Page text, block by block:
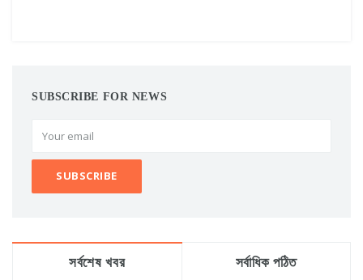
SUBSCRIBE FOR NEWS
সর্বশেষ খবর সর্বাধিক পঠিত